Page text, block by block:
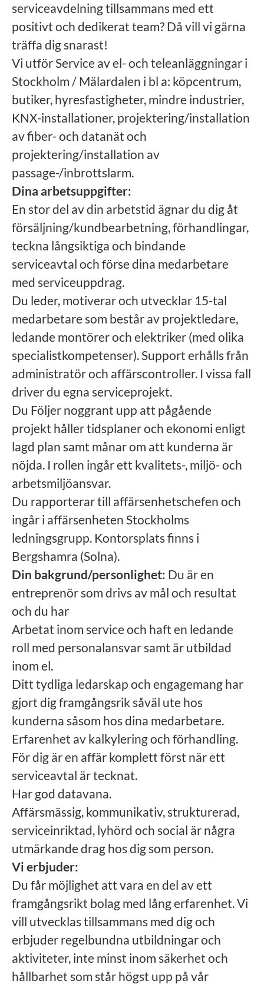
serviceavdelning tillsammans med ett
positivt och dedikerat team? Då vill vi gärna
träffa dig snarast!
Vi utför Service av el- och teleanläggningar i
Stockholm / Mälardalen i bl a: köpcentrum,
butiker, hyresfastigheter, mindre industrier,
KNX-installationer, projektering/installation
av fiber- och datanät och
projektering/installation av
passage-/inbrottslarm.
Dina arbetsuppgifter:
En stor del av din arbetstid ägnar du dig åt
försäljning/kundbearbetning, förhandlingar,
teckna långsiktiga och bindande
serviceavtal och förse dina medarbetare
med serviceuppdrag.
Du leder, motiverar och utvecklar 15-tal
medarbetare som består av projektledare,
ledande montörer och elektriker (med olika
specialistkompetenser). Support erhålls från
administratör och affärscontroller. I vissa fall
driver du egna serviceprojekt.
Du Följer noggrant upp att pågående
projekt håller tidsplaner och ekonomi enligt
lagd plan samt månar om att kunderna är
nöjda. I rollen ingår ett kvalitets-, miljö- och
arbetsmiljöansvar.
Du rapporterar till affärsenhetschefen och
ingår i affärsenheten Stockholms
ledningsgrupp. Kontorsplats finns i
Bergshamra (Solna).
Din bakgrund/personlighet: Du är en
entreprenör som drivs av mål och resultat
och du har
Arbetat inom service och haft en ledande
roll med personalansvar samt är utbildad
inom el.
Ditt tydliga ledarskap och engagemang har
gjort dig framgångsrik såväl ute hos
kunderna såsom hos dina medarbetare.
Erfarenhet av kalkylering och förhandling.
För dig är en affär komplett först när ett
serviceavtal är tecknat.
Har god datavana.
Affärsmässig, kommunikativ, strukturerad,
serviceinriktad, lyhörd och social är några
utmärkande drag hos dig som person.
Vi erbjuder:
Du får möjlighet att vara en del av ett
framgångsrikt bolag med lång erfarenhet. Vi
vill utvecklas tillsammans med dig och
erbjuder regelbundna utbildningar och
aktiviteter, inte minst inom säkerhet och
hållbarhet som står högst upp på vår